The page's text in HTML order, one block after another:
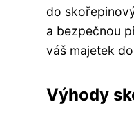
do
a bezpečnou
váš majetek
Výhody